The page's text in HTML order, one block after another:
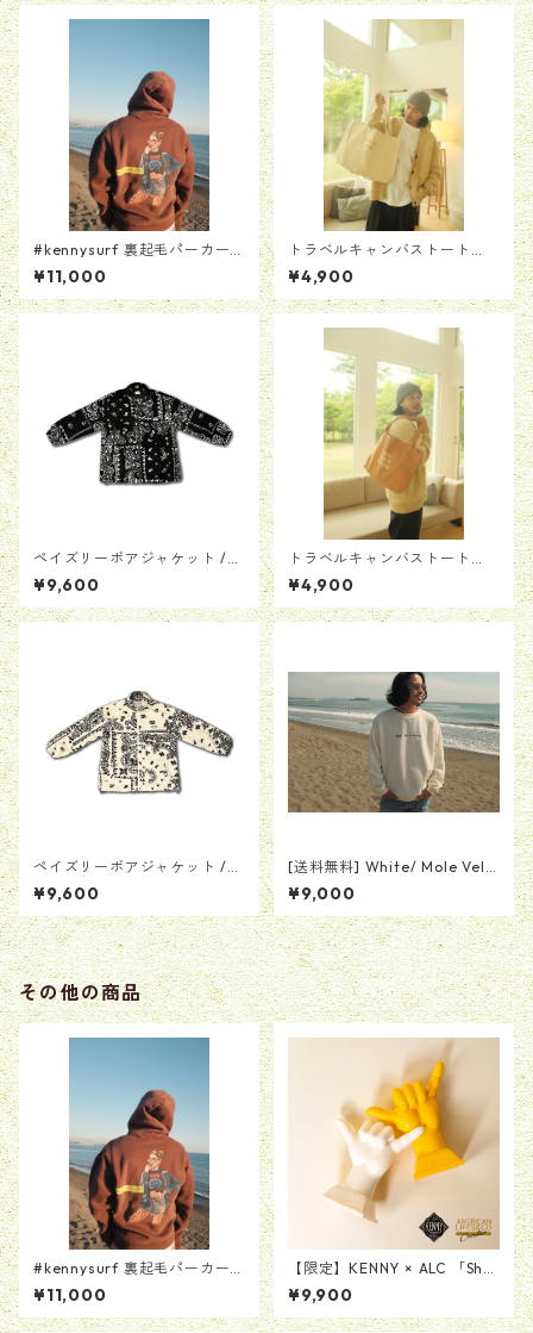
#kennysurf 裏起毛パーカー
[ブラウン]
¥11,000
トラベルキャンバストート
【ホワイト】
¥4,900
ペイズリーボアジャケット /
ブラック
¥9,600
トラベルキャンバストート
【キャメル】
¥4,900
ペイズリーボアジャケット /
ホワイト
¥9,600
[送料無料] White/ Mole Velo
r Crew Neck (モールベロアク
ルーネック ホワイト)
¥9,000
その他の商品
#kennysurf 裏起毛パーカー
[ブラウン]
¥11,000
【限定】KENNY × ALC 「Sha
ka sign Ring Stand Product
by MAD SCULPTURES」レジ
ン製リングスタンド
¥9,900